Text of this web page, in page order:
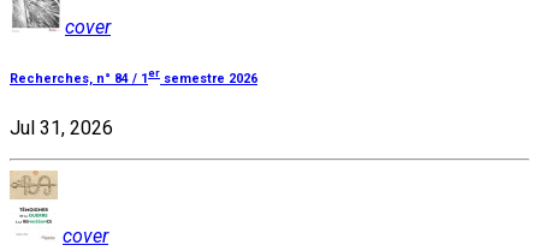
cover
Recherches, n° 84 / 1 er semestre 2026
Jul 31, 2026
cover